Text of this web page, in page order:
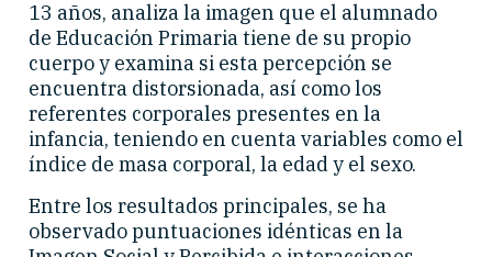
13 años, analiza la imagen que el alumnado
de Educación Primaria tiene de su propio
cuerpo y examina si esta percepción se
encuentra distorsionada, así como los
referentes corporales presentes en la
infancia, teniendo en cuenta variables como el
índice de masa corporal, la edad y el sexo.
Entre los resultados principales, se ha
observado puntuaciones idénticas en la